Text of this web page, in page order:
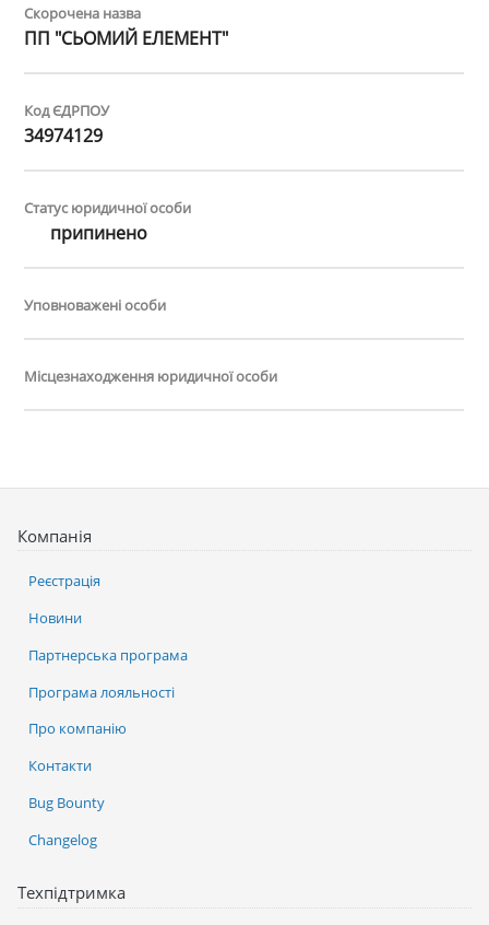
Скорочена назва
ПП "СЬОМИЙ ЕЛЕМЕНТ"
Код ЄДРПОУ
34974129
Статус юридичної особи
припинено
Уповноважені особи
Місцезнаходження юридичної особи
Компанія
Реєстрація
Новини
Партнерська програма
Програма лояльності
Про компанію
Контакти
Bug Bounty
Changelog
Техпідтримка